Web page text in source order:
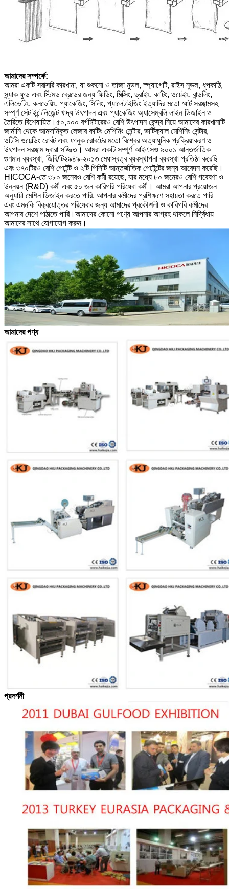
আমাদের সম্পর্কে:
আমরা একটি সরাসরি কারখানা, যা শুকনো ও তাজা নুডল, স্প্যাগেটি, রাইস নুডল, ধূপকাঠি,
স্ন্যাক ফুড এবং স্টিমড ব্রেডের জন্য ফিডিং, মিক্সিং, ড্রাইং, কাটিং, ওয়েইং, বান্ডলিং,
এলিভেটিং, কনভেয়িং, প্যাকেজিং, সিলিং, প্যালেটাইজিং ইত্যাদির মতো স্মার্ট সরঞ্জামসহ
সম্পূর্ণ সেট ইন্টেলিজেন্ট খাদ্য উৎপাদন এবং প্যাকেজিং অ্যাসেম্বলি লাইন ডিজাইন ও
তৈরিতে বিশেষায়িত। ৫০,০০০ বর্গমিটারেরও বেশি উৎপাদন কেন্দ্র নিয়ে আমাদের কারখানাটি
জার্মানি থেকে আমদানিকৃত লেজার কাটিং মেশিনিং সেন্টার, ভার্টিক্যাল মেশিনিং সেন্টার,
ওটিসি ওয়েল্ডিং রোবট এবং ফানুক রোবটের মতো বিশ্বের অত্যাধুনিক প্রক্রিয়াকরণ ও
উৎপাদন সরঞ্জাম দ্বারা সজ্জিত। আমরা একটি সম্পূর্ণ আইএসও ৯০০১ আন্তর্জাতিক
গুণমান ব্যবস্থা, জিবি/টি২৯৪৯-২০১৩ মেধাস্বত্ব ব্যবস্থাপনা ব্যবস্থা প্রতিষ্ঠা করেছি
এবং ৩৭০টিরও বেশি পেটেন্ট ও ২টি পিসিটি আন্তর্জাতিক পেটেন্টের জন্য আবেদন করেছি।
HICOCA-তে ৩৮০ জনেরও বেশি কর্মী রয়েছে, যার মধ্যে ৮০ জনেরও বেশি গবেষণা ও
উন্নয়ন (R&D) কর্মী এবং ৫০ জন কারিগরি পরিষেবা কর্মী। আমরা আপনার প্রয়োজন
অনুযায়ী মেশিন ডিজাইন করতে পারি, আপনার কর্মীদের প্রশিক্ষণে সহায়তা করতে পারি
এবং এমনকি বিক্রয়োত্তর পরিষেবার জন্য আমাদের প্রকৌশলী ও কারিগরি কর্মীদের
আপনার দেশে পাঠাতে পারি। আমাদের কোনো পণ্যে আপনার আগ্রহ থাকলে নির্দ্বিধায়
আমাদের সাথে যোগাযোগ করুন।
আমাদের পণ্য
প্রদর্শনী